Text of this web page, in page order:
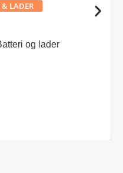
& LADER
og lader